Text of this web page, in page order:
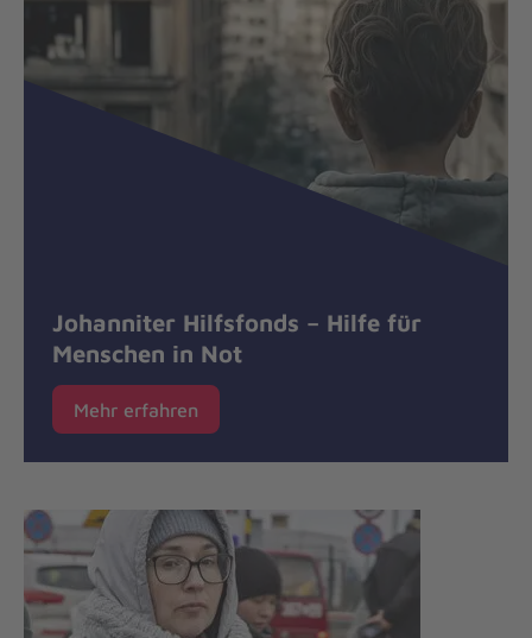
Johanniter Hilfsfonds – Hilfe für
Menschen in Not
Mehr erfahren